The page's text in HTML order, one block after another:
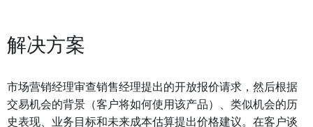
解决方案
市场营销经理审查销售经理提出的开放报价请求，然后根据
交易机会的背景（客户将如何使用该产品）、类似机会的历
史表现、业务目标和未来成本估算提出价格建议。在客户谈